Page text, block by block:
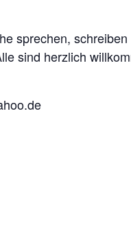
sprechen, schreiben
sind herzlich